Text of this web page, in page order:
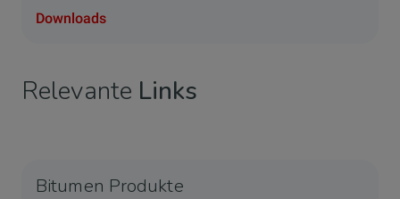
Downloads
Relevante Links
Bitumen Produkte